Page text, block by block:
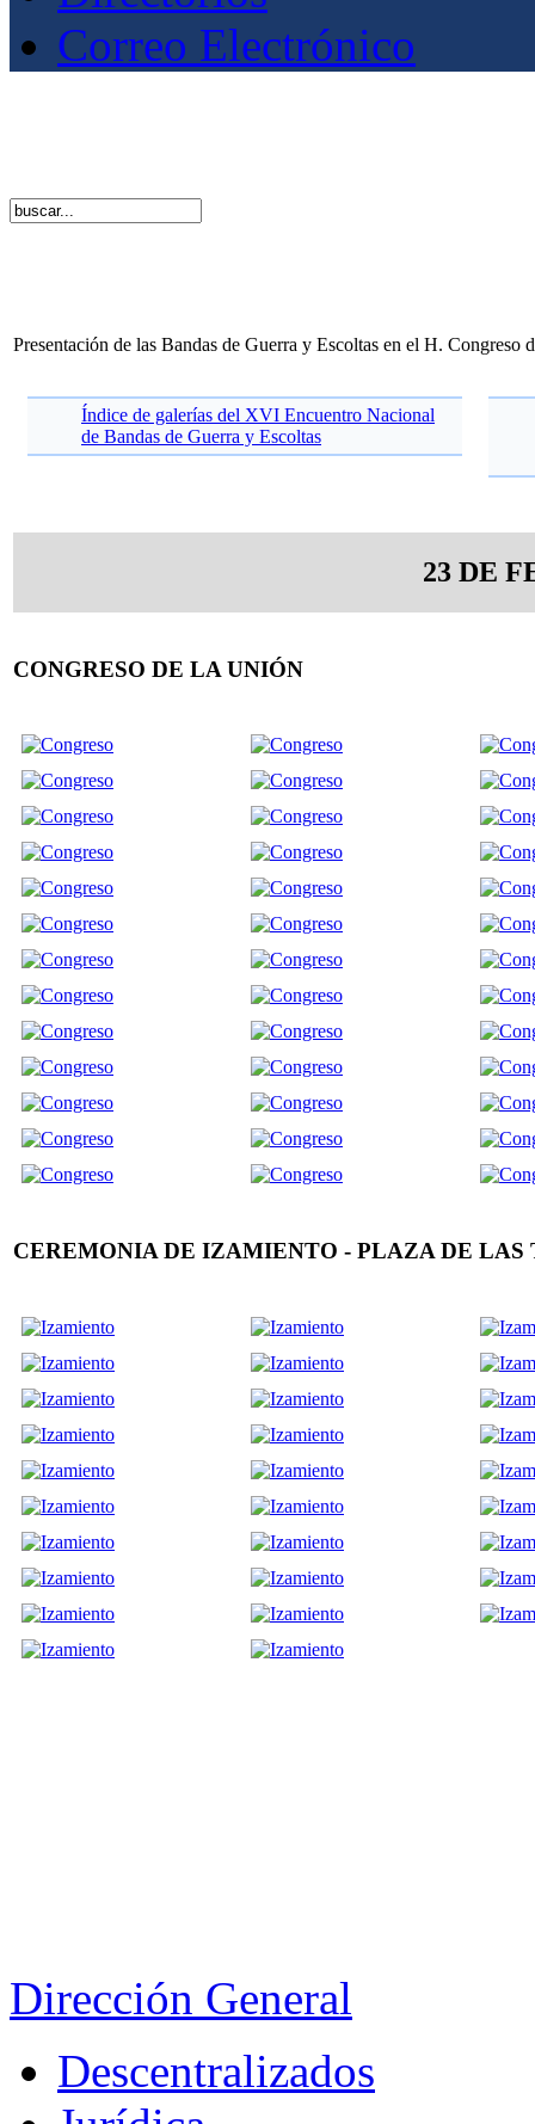
Correo Electrónico
Presentación de las Bandas de Guerra y Escoltas en el H. Congreso
Índice de galerías del XVI Encuentro Nacional
de Bandas de Guerra y Escoltas
23 DE
CONGRESO DE LA UNIÓN
CEREMONIA DE IZAMIENTO - PLAZA DE
Dirección General
Descentralizados